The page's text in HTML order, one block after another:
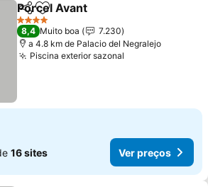
PartilharAdicionar aos favoritos
Porcel Avant
4 Estrelas
8,4 Muito boa
7.230
a 4.8 km de Palacio del Negralejo
Piscina exterior sazonal
16 sites Ver preços